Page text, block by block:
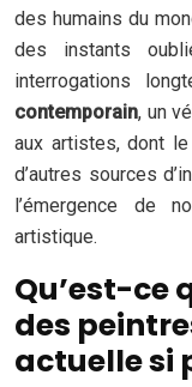
des humains du
des instants
interrogations
contemporain, un
aux artistes, dont le
d’autres sources
l’émergence de
artistique.
Qu’est-ce
des
actuelle si